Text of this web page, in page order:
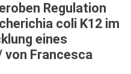
Regulation
coli K12 im
eines
von Francesca